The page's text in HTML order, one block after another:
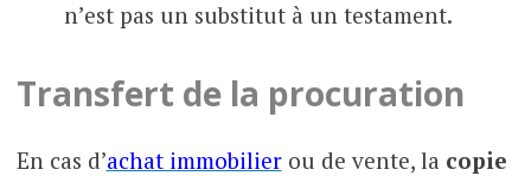
n’est pas un substitut à un testament.
Transfert de la procuration
En cas d’achat immobilierou de vente, la copie